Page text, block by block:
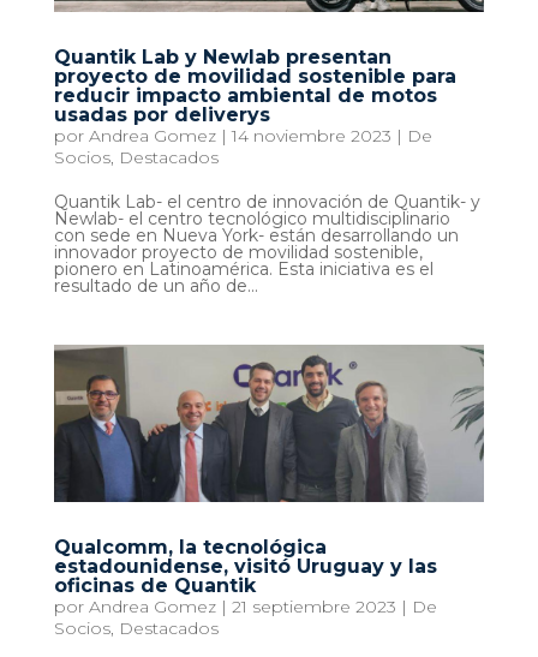
Quantik Lab y Newlab presentan
proyecto de movilidad sostenible para
reducir impacto ambiental de motos
usadas por deliverys
por Andrea Gomez|14 noviembre 2023 | De
Socios, Destacados
Quantik Lab- el centro de innovación de Quantik- y
Newlab- el centro tecnológico multidisciplinario
con sede en Nueva York- están desarrollando un
innovador proyecto de movilidad sostenible,
pionero en Latinoamérica. Esta iniciativa es el
resultado de un año de...
Qualcomm, la tecnológica
estadounidense, visitó Uruguay y las
oficinas de Quantik
por Andrea Gomez| 21 septiembre 2023 | De
Socios, Destacados